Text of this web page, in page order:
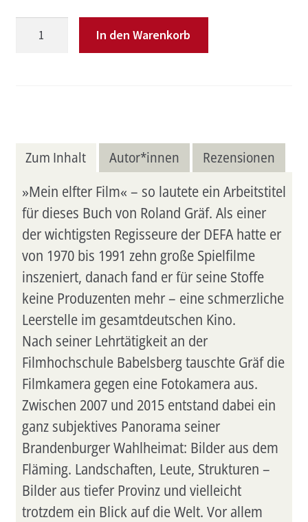
In den Warenkorb
Zum Inhalt Autor*innen Rezensionen
»Mein elfter Film« – so lautete ein Arbeitstitel
für dieses Buch von Roland Gräf. Als einer
der wichtigsten Regisseure der DEFA hatte er
von 1970 bis 1991 zehn große Spielfilme
inszeniert, danach fand er für seine Stoffe
keine Produzenten mehr – eine schmerzliche
Leerstelle im gesamtdeutschen Kino.
Nach seiner Lehrtätigkeit an der
Filmhochschule Babelsberg tauschte Gräf die
Filmkamera gegen eine Fotokamera aus.
Zwischen 2007 und 2015 entstand dabei ein
ganz subjektives Panorama seiner
Brandenburger Wahlheimat: Bilder aus dem
Fläming. Landschaften, Leute, Strukturen –
Bilder aus tiefer Provinz und vielleicht
trotzdem ein Blick auf die Welt. Vor allem